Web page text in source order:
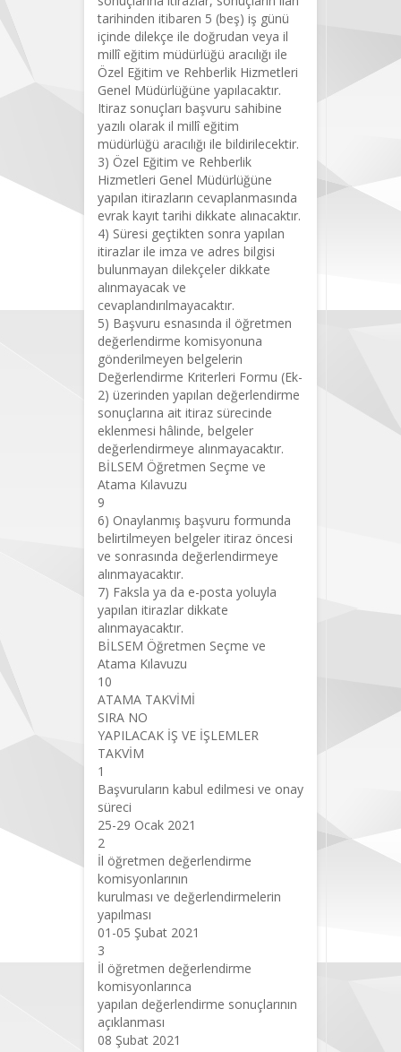
tarihinden itibaren 5 (beş) iş günü
içinde dilekçe ile doğrudan veya il
millî eğitim müdürlüğü aracılığı ile
Özel Eğitim ve Rehberlik Hizmetleri
Genel Müdürlüğüne yapılacaktır.
Itiraz sonuçları başvuru sahibine
yazılı olarak il millî eğitim
müdürlüğü aracılığı ile bildirilecektir.
3) Özel Eğitim ve Rehberlik
Hizmetleri Genel Müdürlüğüne
yapılan itirazların cevaplanmasında
evrak kayıt tarihi dikkate alınacaktır.
4) Süresi geçtikten sonra yapılan
itirazlar ile imza ve adres bilgisi
bulunmayan dilekçeler dikkate
alınmayacak ve
cevaplandırılmayacaktır.
5) Başvuru esnasında il öğretmen
değerlendirme komisyonuna
gönderilmeyen belgelerin
Değerlendirme Kriterleri Formu (Ek-
2) üzerinden yapılan değerlendirme
sonuçlarına ait itiraz sürecinde
eklenmesi hâlinde, belgeler
değerlendirmeye alınmayacaktır.
BİLSEM Öğretmen Seçme ve
Atama Kılavuzu
9
6) Onaylanmış başvuru formunda
belirtilmeyen belgeler itiraz öncesi
ve sonrasında değerlendirmeye
alınmayacaktır.
7) Faksla ya da e-posta yoluyla
yapılan itirazlar dikkate
alınmayacaktır.
BİLSEM Öğretmen Seçme ve
Atama Kılavuzu
10
ATAMA TAKVİMİ
SIRA NO
YAPILACAK İŞ VE İŞLEMLER
TAKVİM
1
Başvuruların kabul edilmesi ve onay
süreci
25-29 Ocak 2021
2
İl öğretmen değerlendirme
komisyonlarının
kurulması ve değerlendirmelerin
yapılması
01-05 Şubat 2021
3
İl öğretmen değerlendirme
komisyonlarınca
yapılan değerlendirme sonuçlarının
açıklanması
08 Şubat 2021